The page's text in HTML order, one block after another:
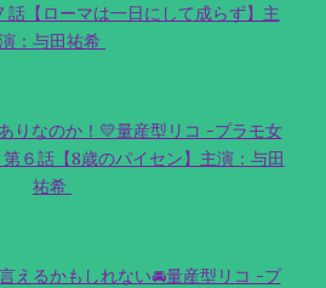
【ローマは一日にして成らず】主
演：与田祐希
りなのか！💛量産型リコ -プラモ女
６話【8歳のパイセン】主演：与田
祐希
えるかもしれない🚘量産型リコ -プ